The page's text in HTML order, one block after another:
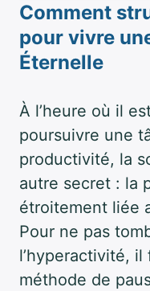
Comment
pour vivre
Éternelle
À l’heure où il
poursuivre une
productivité, la
autre secret : la
étroitement liée
Pour ne pas
l’hyperactivité,
méthode de